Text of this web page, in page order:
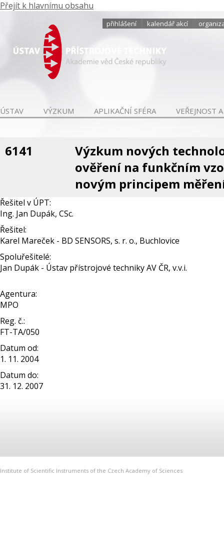
Přejít k hlavnímu obsahu
přihlášení kalendář akcí
ÚSTAV VÝZKUM APLIKAČNÍ SFÉRA VEŘEJNOST
6141
Výzkum nových
ověření na funkčním
novým principem
Řešitel v ÚPT:
Ing. Jan Dupák, CSc.
Řešitel:
Karel Mareček - BD SENSORS, s. r. o., Buchlovice
Spoluřešitelé:
Jan Dupák - Ústav přístrojové techniky AV ČR, v.v.i.
Agentura:
MPO
Reg. č.:
FT-TA/050
Datum od:
1. 11. 2004
Datum do:
31. 12. 2007
Institute of Scientific Instruments of the Czech Academy of Sciences